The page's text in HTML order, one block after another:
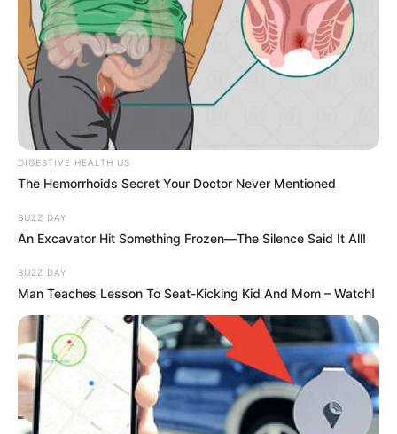
DIGESTIVE HEALTH US
The Hemorrhoids Secret Your Doctor Never Mentioned
BUZZ DAY
An Excavator Hit Something Frozen—The Silence Said It All!
BUZZ DAY
Man Teaches Lesson To Seat-Kicking Kid And Mom – Watch!